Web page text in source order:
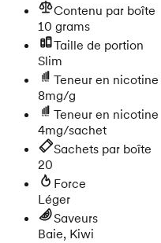
Contenu par boîte
10 grams
Taille de portion
Slim
Teneur en nicotine
8mg/g
Teneur en nicotine
4mg/sachet
Sachets par boîte
20
Force
Léger
Saveurs
Baie, Kiwi